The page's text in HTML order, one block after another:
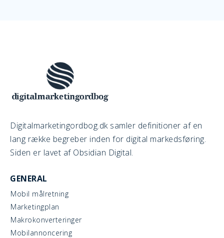
Digitalmarketingordbog.dk samler definitioner af en
lang række begreber inden for digital markedsføring.
Siden er lavet af Obsidian Digital.
GENERAL
Mobil målretning
Marketingplan
Makrokonverteringer
Mobilannoncering